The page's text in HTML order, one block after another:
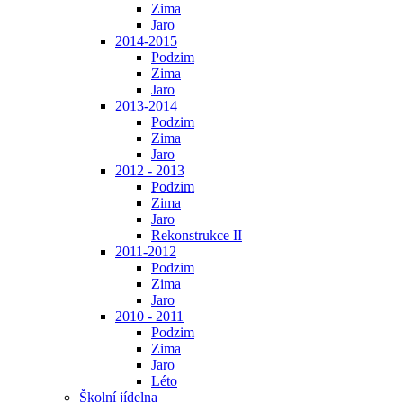
Zima
Jaro
2014-2015
Podzim
Zima
Jaro
2013-2014
Podzim
Zima
Jaro
2012 - 2013
Podzim
Zima
Jaro
Rekonstrukce II
2011-2012
Podzim
Zima
Jaro
2010 - 2011
Podzim
Zima
Jaro
Léto
Školní jídelna